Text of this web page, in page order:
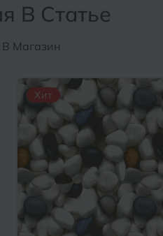
В Статье
В Магазин
Хит